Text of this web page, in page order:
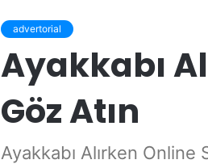
advertorial
Ayakkabı
Göz Atın
Ayakkabı Alırken Online